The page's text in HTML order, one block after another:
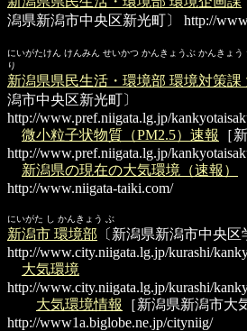
潟県新潟市中央区新光町〕
http://
にいがたけん けんみん せいかつ かんきょうぶ かんきょ
り
新潟県県民生活・環境部 環境対策課
潟市中央区新光町〕
http://www.pref.niigata.lg.jp/
微小粒子状物質（PM2.5）速報
［
http://www.pref.niigata.lg.jp/
新潟県の現在の大気環境（速報）
http://www.niigata-taiki.com/
にいがた し かんきょう ぶ
新潟市 環境部 〔新潟県新潟市中央区
http://www.city.niigata.lg.jp/kurashi/
大気環境
http://www.city.niigata.lg.jp/kurashi/
大気環境情報
［新潟県新潟市大
http://www1a.biglobe.ne.jp/cityniig/